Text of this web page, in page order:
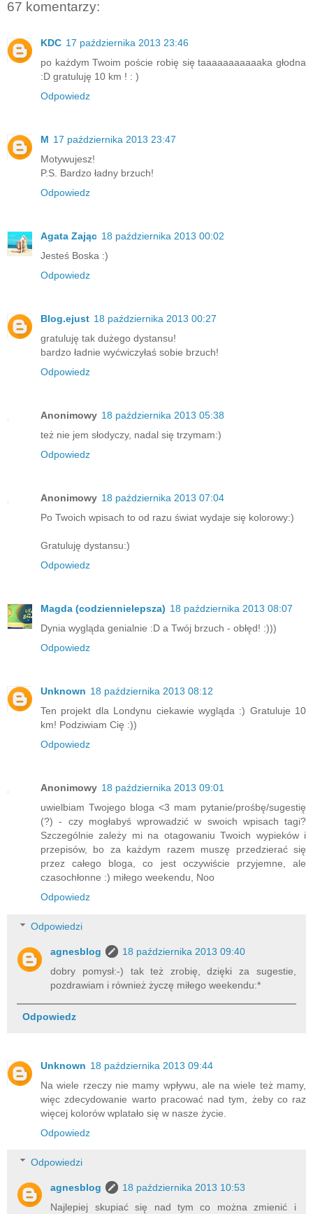
67 komentarzy:
KDC 17 października 2013 23:46
po każdym Twoim poście robię się taaaaaaaaaaaka głodna
:D gratuluję 10 km ! : )
Odpowiedz
M 17 października 2013 23:47
Motywujesz!
P.S. Bardzo ładny brzuch!
Odpowiedz
Agata Zając 18 października 2013 00:02
Jesteś Boska :)
Odpowiedz
Blog.ejust 18 października 2013 00:27
gratuluję tak dużego dystansu!
bardzo ładnie wyćwiczyłaś sobie brzuch!
Odpowiedz
Anonimowy 18 października 2013 05:38
też nie jem słodyczy, nadal się trzymam:)
Odpowiedz
Anonimowy 18 października 2013 07:04
Po Twoich wpisach to od razu świat wydaje się kolorowy:)
Gratuluję dystansu:)
Odpowiedz
Magda (codziennielepsza) 18 października 2013 08:07
Dynia wygląda genialnie :D a Twój brzuch - obłęd! :)))
Odpowiedz
Unknown 18 października 2013 08:12
Ten projekt dla Londynu ciekawie wygląda :) Gratuluje 10
km! Podziwiam Cię :))
Odpowiedz
Anonimowy 18 października 2013 09:01
uwielbiam Twojego bloga <3 mam pytanie/prośbę/sugestię
(?) - czy mogłabyś wprowadzić w swoich wpisach tagi?
Szczególnie zależy mi na otagowaniu Twoich wypieków i
przepisów, bo za każdym razem muszę przedzierać się
przez całego bloga, co jest oczywiście przyjemne, ale
czasochłonne :) miłego weekendu, Noo
Odpowiedz
Odpowiedzi
agnesblog
18 października 2013 09:40
dobry pomysł:-) tak też zrobię, dzięki za sugestie,
pozdrawiam i również życzę miłego weekendu:*
Odpowiedz
Unknown 18 października 2013 09:44
Na wiele rzeczy nie mamy wpływu, ale na wiele też mamy,
więc zdecydowanie warto pracować nad tym, żeby co raz
więcej kolorów wplatało się w nasze życie.
Odpowiedz
Odpowiedzi
agnesblog
18 października 2013 10:53
Najlepiej skupiać się nad tym co można zmienić i